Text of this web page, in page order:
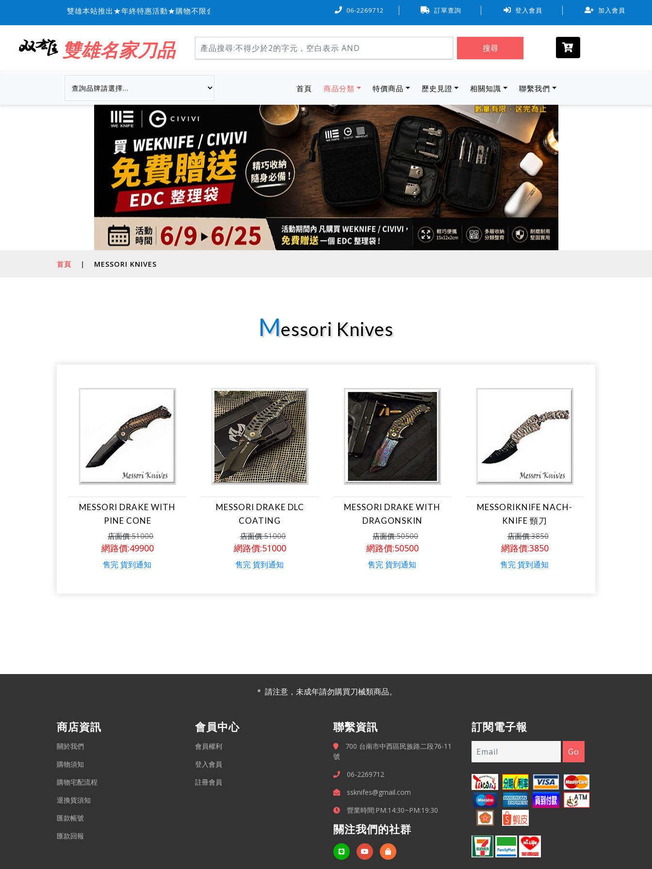
雙雄本站推出★年終特惠活動★購物不限金額信用卡可『6 期 0 率利』購物，歡迎多加利用。本站物流方式，可使用7-11、全家、萊爾富。取貨物流規範尺寸最長邊 ≦
06-2269712 訂單查詢 登入會員 加入會員
雙雄名家刀品 搜尋
首頁(current)
商品分類 特價商品 歷史見證 相關知識 聯繫我們
首頁 | MESSORI KNIVES
Messori Knives
MESSORI DRAKE WITH
PINE CONE
店面價:51000
網路價:49900
售完 貨到通知
MESSORI DRAKE DLC
COATING
店面價:51000
網路價:51000
售完 貨到通知
MESSORI DRAKE WITH
DRAGONSKIN
店面價:50500
網路價:50500
售完 貨到通知
MESSORIKNIFE NACH-
KNIFE 頸刀
店面價:3850
網路價:3850
售完 貨到通知
＊ 請注意，未成年請勿購買刀械類商品。
商店資訊
關於我們
購物須知
購物宅配流程
退換貨須知
匯款帳號
匯款回報
會員中心
會員權利
登入會員
註冊會員
聯繫資訊
700 台南市中西區民族路二段76-11
號
06-2269712
ssknifes@gmail.com
營業時間:PM:14:30~PM:19:30
關注我們的社群
訂閱電子報